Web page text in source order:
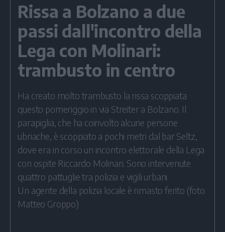
Rissa a Bolzano a due
passi dall'incontro della
Lega con Molinari:
trambusto in centro
Ha creato molto trambusto la rissa scoppiata
questo pomeriggio in via Streiter a Bolzano. Il
parapiglia, che ha coinvolto alcune persone
ubriache, è scoppiato a pochi metri dal bar Seltz,
dove era in corso un incontro elettorale della Lega
con ospite Riccardo Molinari. Sono intervenute
quattro pattuglie tra polizia e vigili urbani.
Un agente della polizia locale è rimasto ferito (foto
Matteo Groppo)